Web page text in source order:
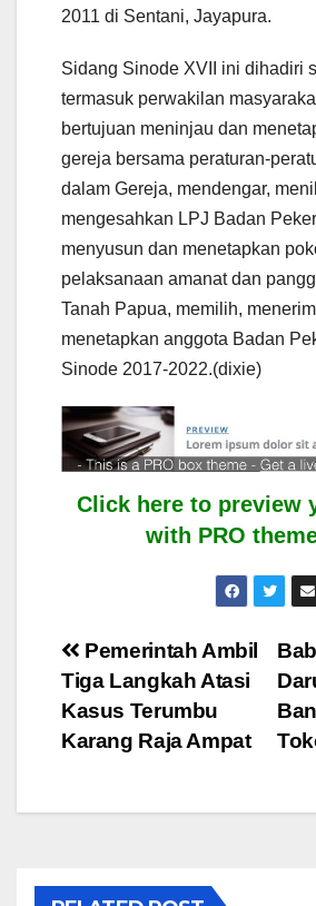
2011 di Sentani, Jayapura.
Sidang Sinode XVII ini dihadiri
termasuk perwakilan
bertujuan meninjau dan
gereja bersama peraturan-
dalam Gereja, mendengar,
mengesahkan LPJ Badan
menyusun dan menetapkan
pelaksanaan amanat dan
Tanah Papua, memilih,
menetapkan anggota Badan
Sinode 2017-2022.(dixie)
Click here to preview
with PRO
Post
navigation
Pemerintah Ambil
Tiga Langkah Atasi
Kasus Terumbu
Karang Raja Ampat